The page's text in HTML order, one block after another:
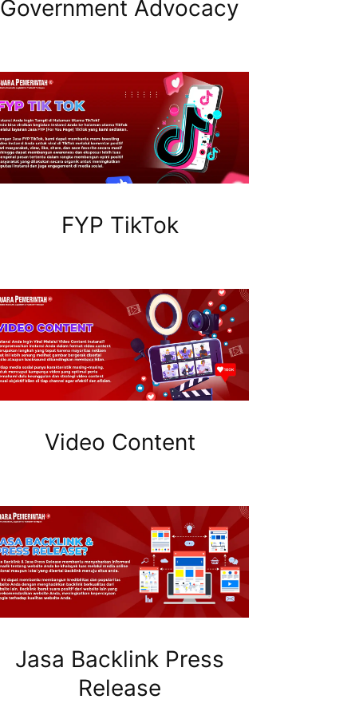
Government Advocacy
FYP TikTok
Video Content
Jasa Backlink Press
Release